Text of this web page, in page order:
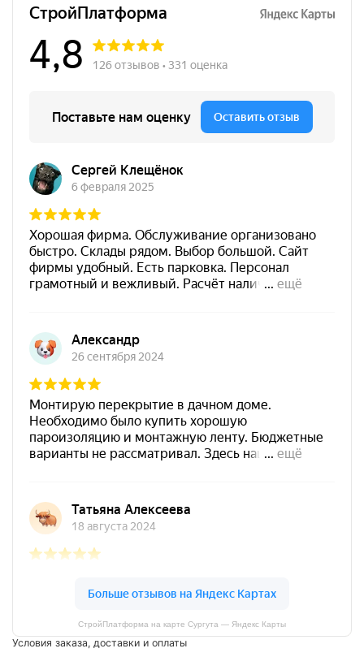
лаками.
Эта кисть отлично подойдёт для покраски и обработки
различных деревянных поверхностей, что делает её
незаменимым помощником в вашем арсенале
использовании помогут вам достичь профессиональных
результатов в любом проекте.
СтройПлатформа на карте Сургута — Яндекс Карты
Условия заказа, доставки и оплаты